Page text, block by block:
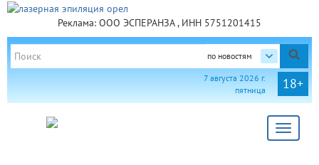
Реклама: ООО ЭСПЕРАНЗА , ИНН 5751201415
по новостям
18+
7 августа 2026 г.
пятница
Toggle